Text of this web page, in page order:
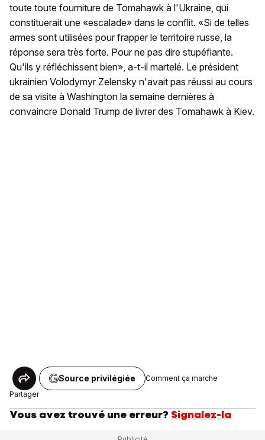
toute toute fourniture de Tomahawk à l'Ukraine, qui
constituerait une «escalade» dans le conflit. «Si de telles
armes sont utilisées pour frapper le territoire russe, la
réponse sera très forte. Pour ne pas dire stupéfiante.
Qu'ils y réfléchissent bien», a-t-il martelé. Le président
ukrainien Volodymyr Zelensky n'avait pas réussi au cours
de sa visite à Washington la semaine dernières à
convaincre Donald Trump de livrer des Tomahawk à Kiev.
Partager
Source privilégiée Comment ça marche
Vous avez trouvé une erreur? Signalez-la